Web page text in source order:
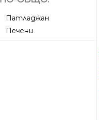
Патладжан
Печени